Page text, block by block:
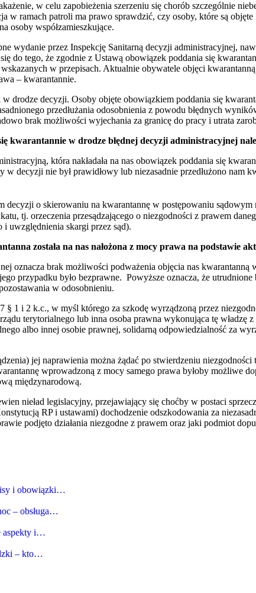
w celu zapobieżenia szerzeniu się chorób szczególnie
ramach patroli ma prawo sprawdzić, czy osoby, które są
osoby współzamieszkujące.
wydanie przez Inspekcję Sanitarną decyzji administracyjnej,
do tego, że zgodnie z Ustawą obowiązek poddania się
w przepisach. Aktualnie obywatele objęci
– kwarantannie.
decyzji. Osoby objęte obowiązkiem poddania się
przedłużania odosobnienia z powodu błędnych
brak możliwości wyjechania za granicę do pracy i utrata
kwarantannie w drodze błędnej decyzji administracyjnej
która nakładała na nas obowiązek poddania się
decyzji nie był prawidłowy lub niezasadnie przedłużono nam
o skierowaniu na kwarantannę w postępowaniu sądowym
tj. orzeczenia przesądzającego o niezgodności z prawem
uwzględnienia skargi przez sąd).
została na nas nałożona z mocy prawa na podstawie
oznacza brak możliwości podważenia objęcia nas
przypadku było bezprawne. Powyższe oznacza, że utrudnione
w odosobnieniu.
1 i 2 k.c., w myśl którego za szkodę wyrządzoną przez
terytorialnego lub inna osoba prawna wykonująca tę władzę
albo innej osobie prawnej, solidarną odpowiedzialność za
jej naprawienia można żądać po stwierdzeniu
wprowadzoną z mocy samego prawa byłoby możliwe
międzynarodową.
nieład legislacyjny, przejawiający się choćby w postaci
RP i ustawami) dochodzenie odszkodowania za
podjęto działania niezgodne z prawem oraz jaki podmiot
i obowiązki…
– obsługa…
aspekty i…
– kto…